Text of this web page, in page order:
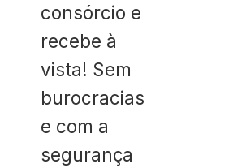
consórcio e
recebe à
vista! Sem
burocracias
e com a
segurança